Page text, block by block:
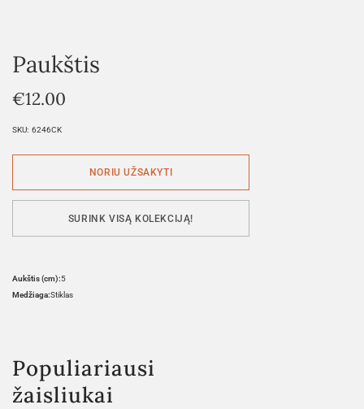
Paukštis
€12.00
SKU: 6246CK
SURINK VISĄ KOLEKCIJĄ!
Aukštis (cm):5
Medžiaga:Stiklas
Populiariausi
žaisliukai